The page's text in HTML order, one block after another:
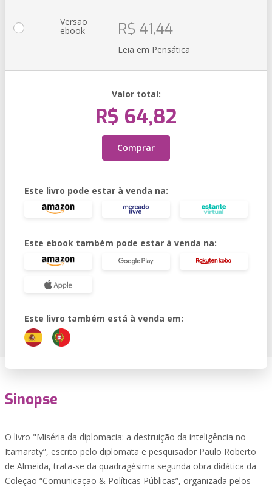
Versão
ebook R$ 41,44
Leia em Pensática
Valor total:
R$ 64,82
Comprar
Este livro pode estar à venda na:
Este ebook também pode estar à venda na:
Este livro também está à venda em:
Sinopse
O livro "Miséria da diplomacia: a destruição da inteligência no
Itamaraty”, escrito pelo diplomata e pesquisador Paulo Roberto
de Almeida, trata-se da quadragésima segunda obra didática da
Coleção “Comunicação & Políticas Públicas”, organizada pelos